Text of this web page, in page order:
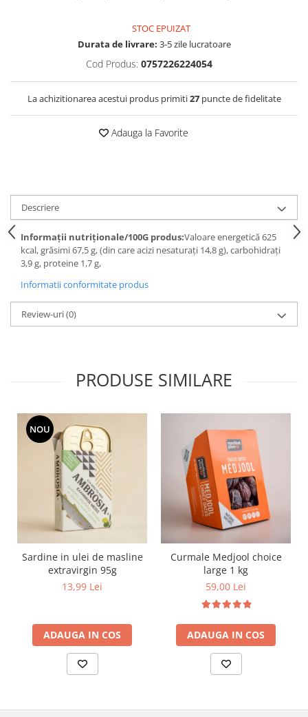
STOC EPUIZAT
Durata de livrare: 3-5 zile lucratoare
Cod Produs: 0757226224054
La achizitionarea acestui produs primiti27puncte de fidelitate
Adauga la Favorite
Descriere
Informații nutriționale/100G produs:Valoare energetică 625
kcal, grăsimi 67,5 g, (din care acizi nesaturați 14,8 g), carbohidrați
3,9 g, proteine 1,7 g,
Informatii conformitate produs
Review-uri(0)
PRODUSE SIMILARE
NOU
Sardine in ulei de masline
extravirgin 95g
13,99 Lei
ADAUGA IN COS
Curmale Medjool choice
large 1 kg
59,00 Lei
ADAUGA IN COS